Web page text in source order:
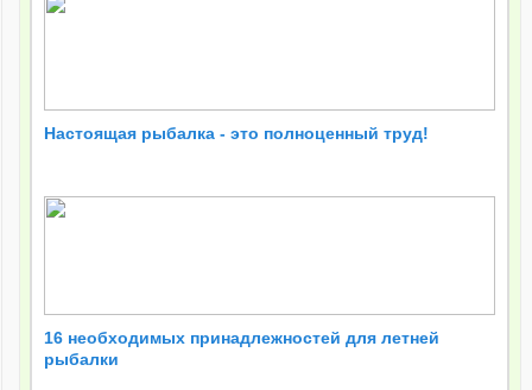
Настоящая рыбалка - это полноценный труд!
16 необходимых принадлежностей для летней
рыбалки